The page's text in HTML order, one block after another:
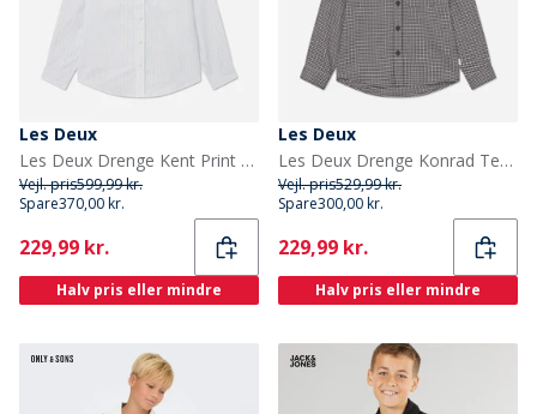
Les Deux
Les Deux Drenge Kent Print Stribe Poplin Skjorte Xenon Blue
Vejl. pris599,99 kr.
Spare370,00 kr.
Current
229,99 kr.
Halv pris eller mindre
Les Deux
Les Deux Drenge Konrad Tern Flannel Skjorte Gargoyle
Vejl. pris529,99 kr.
Spare300,00 kr.
Current
229,99 kr.
Halv pris eller mindre